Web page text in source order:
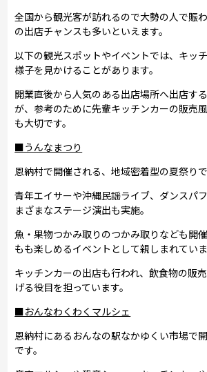
全国から観光客が訪れるので大勢の人で賑
の出店チャンスも多いといえます。
以下の観光スポットやイベントでは、キッ
様子を見かけることがあります。
開業直後から人気のある出店場所へ出店す
が、参考のために先輩キッチンカーの販売
も大切です。
■うんなまつり
恩納村で開催される、地域密着型の夏祭りで
青年エイサーや沖縄民謡ライブ、ダンスパ
まざまなステージ演出も実施。
魚・果物つかみ取りのつかみ取りなども開
もも楽しめるイベントとして親しまれていま
キッチンカーの出店も行われ、飲食物の販
げる役目を担っています。
■おんなわくわくマルシェ
恩納村にあるおんなの駅なかゆくい市場で
です。